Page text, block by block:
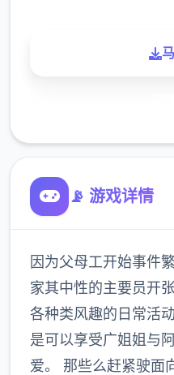
📡 游戏详情
因为父母工开始事件
家其中性的主要员开
各种类风趣的日常活
是可以享受广姐姐与
爱。 那些么赶紧驶面